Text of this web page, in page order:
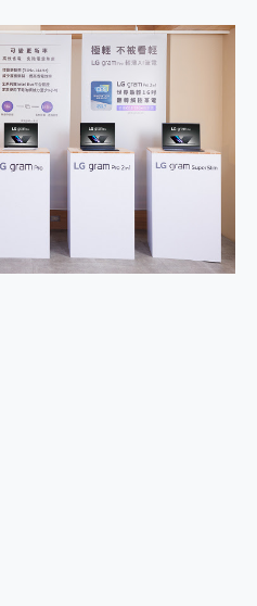
Locawhere AnyTo 寶可夢飛人 AnyTo 不出門也可以飛遍全世界
小體積 40000mAh 超大容量 一次充5個設備 充好充滿 CUKTECH 酷態科 300W 微型充電站 開箱 評測
97.3% 恢復率，資料救援就是這麼簡單 EaseUS Data Recovery Wizard Free 18.0.0 業界最好的資料救援軟體
磁碟系統大風吹 有了 磁碟管理程式 EaseUS Partition Master 就是這麼簡單
全新 SONY Xperia 1 VI 開箱! 相機實測! 長焦覆蓋更遠更清晰、2日長續航、頂尖影音娛樂效能~
Xiaomi 14 Ultra 開箱 評測~ 有深度的 Leica 影像旗艦手機! 加碼小旗艦 Xiaomi 14 開箱 評測
多個願望一次滿足 超強散熱 微星 MSI Claw A1M-026TW 電競掌機 開箱 評測
一吸完美對位 擁有超強吸力與超好用的隱磁支架 O-ONE MAG 最會吸的行動電源 開箱 評測